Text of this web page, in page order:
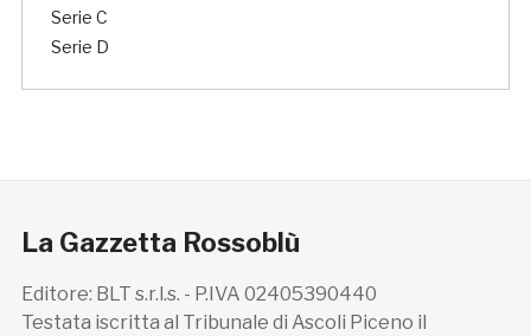
Serie C
Serie D
La Gazzetta Rossoblù
Editore: BLT s.r.l.s. - P.IVA 02405390440
Testata iscritta al Tribunale di Ascoli Piceno il